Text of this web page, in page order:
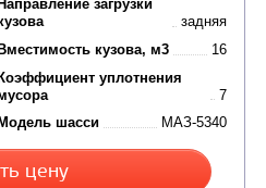
Производитель
Направление загрузки
кузова
Вместимость кузова,
Масса загружаемых
отходов, кг